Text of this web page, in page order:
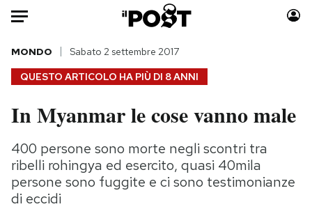
Auto
HOME
Italia
Politica
Tecnologia
Internet
Moda
Consumismi
Storie/Idee
QUESTO ARTICOLO HA PIÙ DI 8 ANNI
MONDO Sabato 2 settembre 2017
In Myanmar le cose vanno male
400 persone sono morte negli scontri tra
ribelli rohingya ed esercito, quasi 40mila
persone sono fuggite e ci sono testimonianze
di eccidi